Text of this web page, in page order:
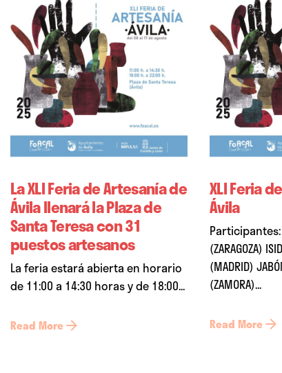
La XLI Feria de Artesanía de
Ávila llenará la Plaza de
Santa Teresa con 31
puestos artesanos
La feria estará abierta en horario
de 11:00 a 14:30 horas y de 18:00...
Read More
XLI Feria
Ávila
Participantes:
(ZARAGOZA)
(MADRID)
(ZAMORA)...
Read More